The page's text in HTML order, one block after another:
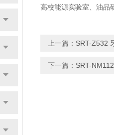
高校能源实验室、油品
上一篇： SRT-Z532
下一篇： SRT-